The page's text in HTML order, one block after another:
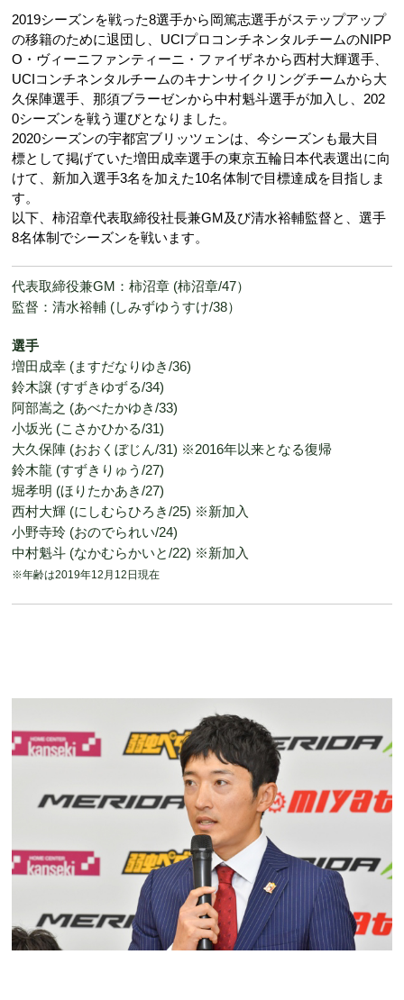
2019シーズンを戦った8選手から岡篤志選手がステップアップ
の移籍のために退団し、UCIプロコンチネンタルチームのNIPP
O・ヴィーニファンティーニ・ファイザネから西村大輝選手、
UCIコンチネンタルチームのキナンサイクリングチームから大
久保陣選手、那須ブラーゼンから中村魁斗選手が加入し、202
0シーズンを戦う運びとなりました。
2020シーズンの宇都宮ブリッツェンは、今シーズンも最大目
標として掲げていた増田成幸選手の東京五輪日本代表選出に向
けて、新加入選手3名を加えた10名体制で目標達成を目指しま
す。
以下、柿沼章代表取締役社長兼GM及び清水裕輔監督と、選手
8名体制でシーズンを戦います。
代表取締役兼GM：柿沼章 (柿沼章/47）
監督：清水裕輔 (しみずゆうすけ/38）
選手
増田成幸 (ますだなりゆき/36)
鈴木譲 (すずきゆずる/34)
阿部嵩之 (あべたかゆき/33)
小坂光 (こさかひかる/31)
大久保陣 (おおくぼじん/31) ※2016年以来となる復帰
鈴木龍 (すずきりゅう/27)
堀孝明 (ほりたかあき/27)
西村大輝 (にしむらひろき/25) ※新加入
小野寺玲 (おのでられい/24)
中村魁斗 (なかむらかいと/22) ※新加入
※年齢は2019年12月12日現在